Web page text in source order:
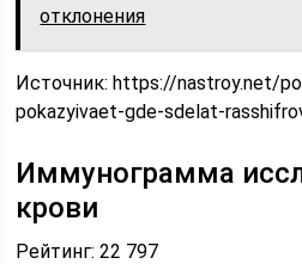
отклонения
Источник:https://nastroy.net/
pokazyivaet-gde-sdelat-
Иммунограмма
крови
Рейтинг:22 797